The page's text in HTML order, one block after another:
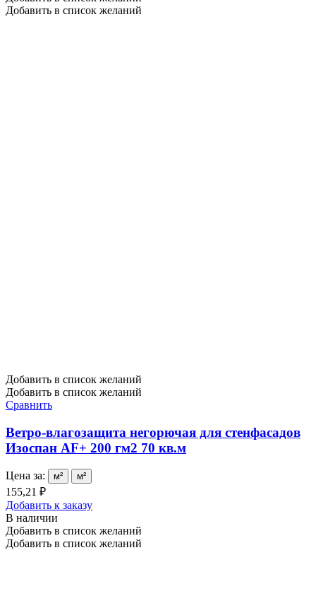
Добавить в список желаний
Добавить в список желаний
Добавить в список желаний
Сравнить
Ветро-влагозащита негорючая для стенфасадов
Изоспан AF+ 200 гм2 70 кв.м
Цена за: м² м²
155,21 ₽
Добавить к заказу
В наличии
Добавить в список желаний
Добавить в список желаний